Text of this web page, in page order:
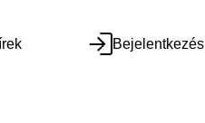
Bejelentkezés